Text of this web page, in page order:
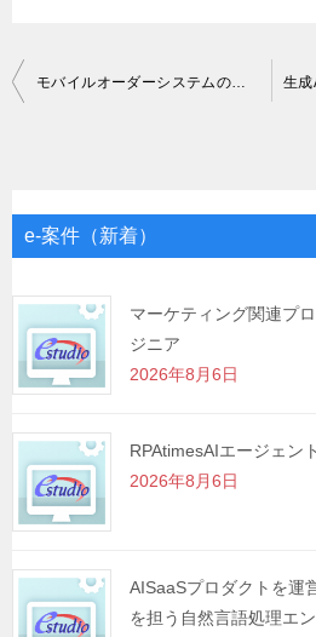
投
ゲ
シ
ョ
ン
モバイルオーダーシステムのバックエンド業務Go
e-案件（新着）
マーケティング関連プ
ジニア
2026年8月6日
RPAtimesAIエージェン
2026年8月6日
AISaaSプロダクトを運
を担う自然言語処理エ